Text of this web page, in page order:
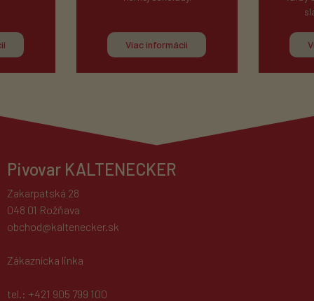
Viac informácií
Pivovar KALTENECKER
Zakarpatská 28
048 01 Rožňava
obchod@kaltenecker.sk
Zákaznícka linka
tel.: +421 905 799 100